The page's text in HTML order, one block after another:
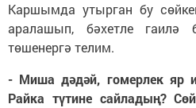
Каршымда утырган бу
аралашып, бәхетле гаилә
төшенергә телим.
- Миша дәдәй, гомерлек яр
Райка түтине сайладың?